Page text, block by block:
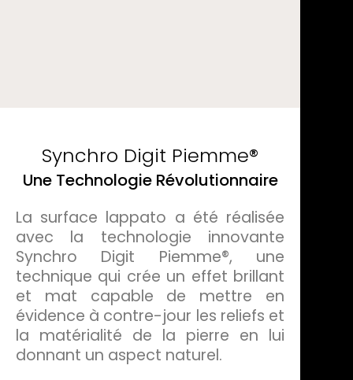
Synchro Digit Piemme®
Une Technologie Révolutionnaire
La surface lappato a été réalisée
avec la technologie innovante
Synchro Digit Piemme®, une
technique qui crée un effet brillant
et mat capable de mettre en
évidence à contre-jour les reliefs et
la matérialité de la pierre en lui
donnant un aspect naturel.